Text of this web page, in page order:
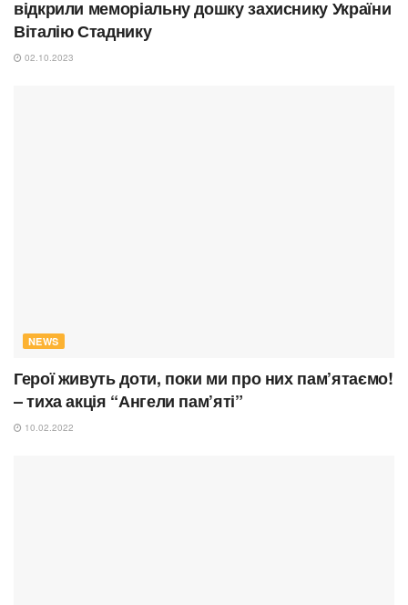
відкрили меморіальну дошку захиснику України
Віталію Стаднику
02.10.2023
NEWS
Герої живуть доти, поки ми про них пам’ятаємо!
– тиха акція “Ангели пам’яті”
10.02.2022